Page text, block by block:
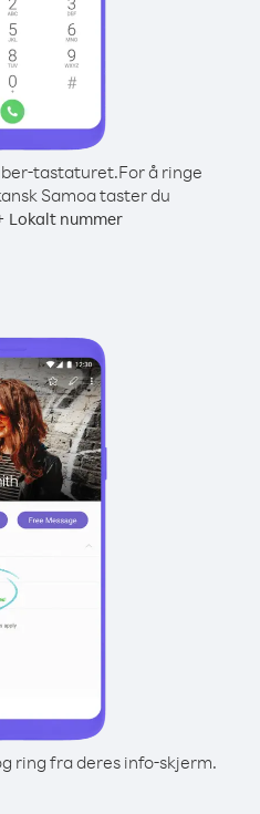
tastaturet.For å ringe
Samoa taster du
Lokalt nummer
ring fra deres info-skjerm.